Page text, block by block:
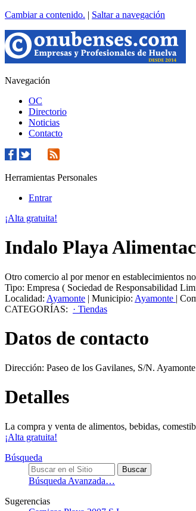
Cambiar a contenido. | Saltar a navegación
Navegación
OC
Directorio
Noticias
Contacto
Herramientas Personales
Entrar
¡Alta gratuita!
Indalo Playa
Otro comercio al por menor en establecimientos
Tipo: Empresa ( Sociedad de Responsabilidad
Localidad: Ayamonte | Municipio: Ayamonte |
CATEGORÍAS: · Tiendas
Datos de contacto
Dirección: Paseo de los Gavilanes, S/N. Ayamonte
Detalles
La compra y venta de alimentos, bebidas,
¡Alta gratuita!
Búsqueda
Búsqueda Avanzada…
Sugerencias